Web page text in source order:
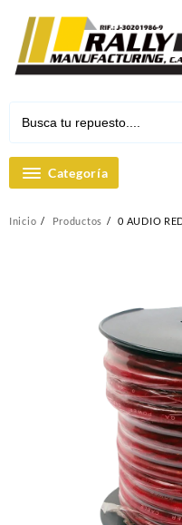
contenido
Categoría
Inicio Productos 0 AUDIO